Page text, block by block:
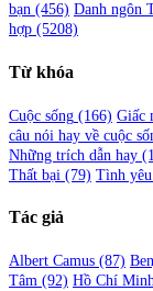
bạn (456) Danh ngôn
hợp (5208)
Từ khóa
Cuộc sống (166) Giấc
câu nói hay về cuộc
Những trích dẫn hay
Thất bại (79) Tình yêu
Tác giả
Albert Camus (87)
Tâm (92) Hồ Chí